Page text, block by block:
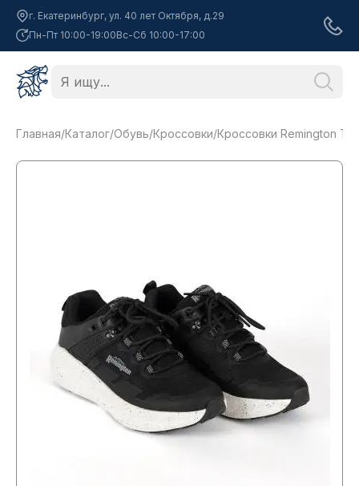
г. Екатеринбург, ул. 40 лет Октября, д.29
Пн-Пт 10:00-19:00Вс-Сб 10:00-17:00
Главная/Каталог/Обувь/Кроссовки/Кроссовки Remington